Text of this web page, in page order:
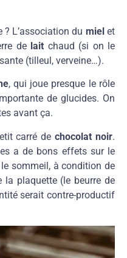
L’association du mielet
delait chaud (si on le
(tilleul, verveine…).
, qui joue presque le rôle
de glucides. On
avant ça.
carré dechocolat noir.
a de bons effets sur le
sommeil, à condition de
plaquette (le beurre de
serait contre-productif